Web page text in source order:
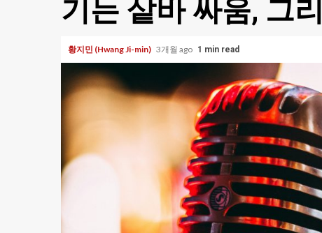
기는 샅바 싸움, 그
황지민 (Hwang Ji-min) 3개월 ago 1 min read